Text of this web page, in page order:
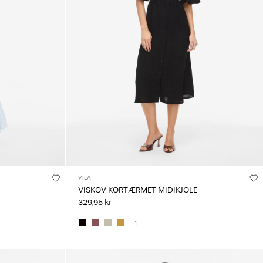
VILA
VISKOV KORTÆRMET MIDIKJOLE
329,95 kr
+1